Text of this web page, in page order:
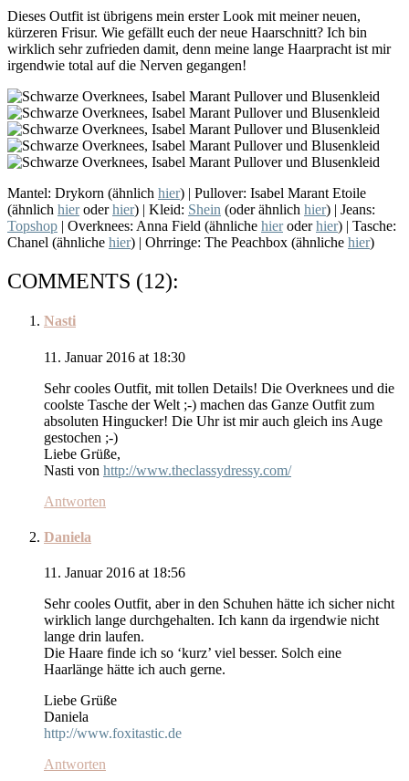
Dieses Outfit ist übrigens mein erster Look mit meiner neuen,
kürzeren Frisur. Wie gefällt euch der neue Haarschnitt? Ich bin
wirklich sehr zufrieden damit, denn meine lange Haarpracht ist mir
irgendwie total auf die Nerven gegangen!
Mantel: Drykorn (ähnlich hier) | Pullover: Isabel Marant Etoile
(ähnlich hieroderhier) | Kleid: Shein (oder ähnlich hier) | Jeans:
Topshop | Overknees: Anna Field (ähnliche hieroderhier) | Tasche:
Chanel (ähnliche hier) | Ohrringe: The Peachbox (ähnliche hier)
COMMENTS (12):
Nasti
11. Januar 2016 at 18:30
Sehr cooles Outfit, mit tollen Details! Die Overknees und die
coolste Tasche der Welt ;-) machen das Ganze Outfit zum
absoluten Hingucker! Die Uhr ist mir auch gleich ins Auge
gestochen ;-)
Liebe Grüße,
Nasti von http://www.theclassydressy.com/
Antworten
Daniela
11. Januar 2016 at 18:56
Sehr cooles Outfit, aber in den Schuhen hätte ich sicher nicht
wirklich lange durchgehalten. Ich kann da irgendwie nicht
lange drin laufen.
Die Haare finde ich so ‘kurz’ viel besser. Solch eine
Haarlänge hätte ich auch gerne.
Liebe Grüße
Daniela
http://www.foxitastic.de
Antworten